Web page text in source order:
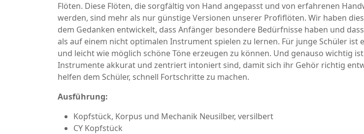
Flöten. Diese Flöten, die sorgfältig von Hand angepasst und von erfahrenen
werden, sind mehr als nur günstige Versionen unserer Profiflöten. Wir haben
dem Gedanken entwickelt, dass Anfänger besondere Bedürfnisse haben und
als auf einem nicht optimalen Instrument spielen zu lernen. Für junge Schüler ist
und leicht wie möglich schöne Töne erzeugen zu können. Und genauso wichtig
Instrumente akkurat und zentriert intoniert sind, damit sich ihr Gehör richtig
helfen dem Schüler, schnell Fortschritte zu machen.
Ausführung:
Kopfstück, Korpus und Mechanik Neusilber, versilbert
CY Kopfstück